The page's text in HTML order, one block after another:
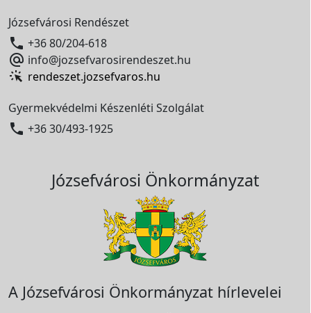
Józsefvárosi Rendészet
 +36 80/204-618
 info@jozsefvarosirendeszet.hu
rendeszet.jozsefvaros.hu
Gyermekvédelmi Készenléti Szolgálat
 +36 30/493-1925
Józsefvárosi Önkormányzat
A Józsefvárosi Önkormányzat hírlevelei